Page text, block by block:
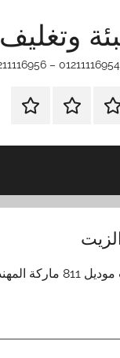
وتغليف
ماكينات
وتغليف
اتـصـل
في
التي
منسى